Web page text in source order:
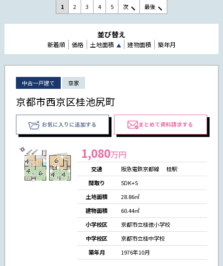
1 2 3 4 5 次 最後
並び替え
新着順 価格 土地面積 建物面積 築年月
中古一戸建て 空家
京都市西京区桂池尻町
お気に入りに追加する まとめて資料請求する
1,080万円
交通
阪急電鉄京都線 桂駅
間取り
5DK+S
土地面積
28.86㎡
建物面積
60.44㎡
小学校区
京都市立桂徳小学校
中学校区
京都市立桂中学校
築年月
1976年10月